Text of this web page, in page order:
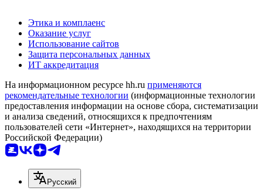
Этика и комплаенс
Оказание услуг
Использование сайтов
Защита персональных данных
ИТ аккредитация
На информационном ресурсе hh.ru применяются
рекомендательные технологии (информационные технологии
предоставления информации на основе сбора, систематизации
и анализа сведений, относящихся к предпочтениям
пользователей сети «Интернет», находящихся на территории
Российской Федерации)
Русский